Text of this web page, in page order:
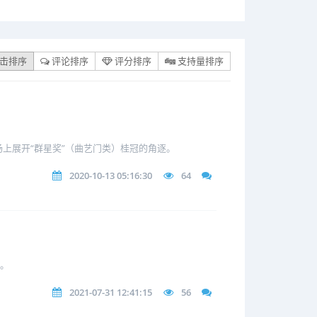
排序 评论排序 评分排序 支持量排序
开“群星奖”（曲艺门类）桂冠的角逐。
2020-10-13 05:16:30 64
2021-07-31 12:41:15 56